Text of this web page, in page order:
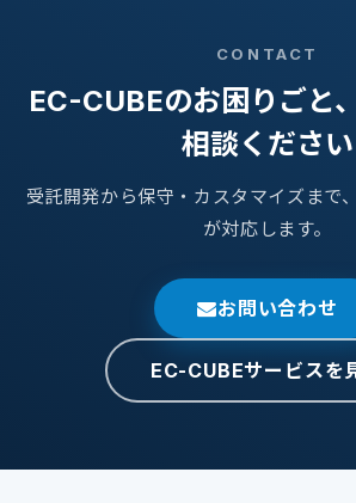
CONTACT
EC-CUBEのお困りごと
相談ください
受託開発から保守・カスタマイズまで
が対応します。
お問い合わせ
EC-CUBEサービスを